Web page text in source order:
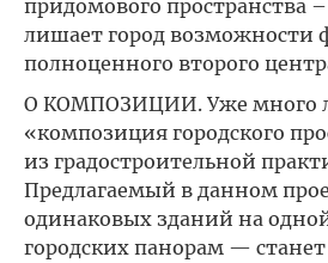
придомового пространства
лишает город возможности
полноценного второго
О КОМПОЗИЦИИ. Уже много
«композиция городского
из градостроительной
Предлагаемый в данном
одинаковых зданий на
городских панорам —